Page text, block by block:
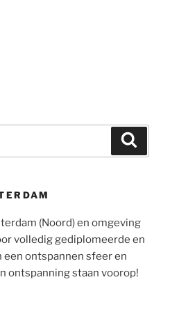
(Noord) en omgeving
volledig gediplomeerde en
ontspannen sfeer en
ontspanning staan voorop!